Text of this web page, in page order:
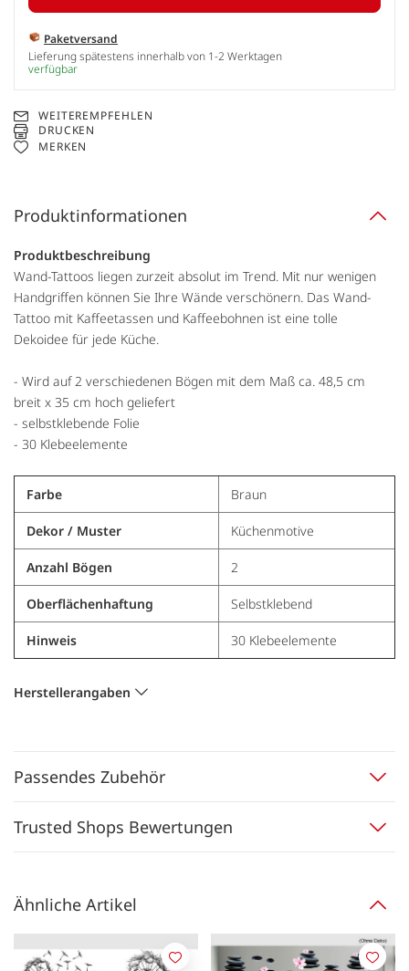
Paketversand
Lieferung spätestens innerhalb von 1-2 Werktagen
verfügbar
WEITEREMPFEHLEN
DRUCKEN
MERKEN
Produktinformationen
Produktbeschreibung
Wand-Tattoos liegen zurzeit absolut im Trend. Mit nur wenigen
Handgriffen können Sie Ihre Wände verschönern. Das Wand-
Tattoo mit Kaffeetassen und Kaffeebohnen ist eine tolle
Dekoidee für jede Küche.
- Wird auf 2 verschiedenen Bögen mit dem Maß ca. 48,5 cm
breit x 35 cm hoch geliefert
- selbstklebende Folie
- 30 Klebeelemente
Farbe Braun
Dekor / Muster Küchenmotive
Anzahl Bögen 2
Oberflächenhaftung Selbstklebend
Hinweis 30 Klebeelemente
Herstellerangaben
Passendes Zubehör
Trusted Shops Bewertungen
Ähnliche Artikel
Merken